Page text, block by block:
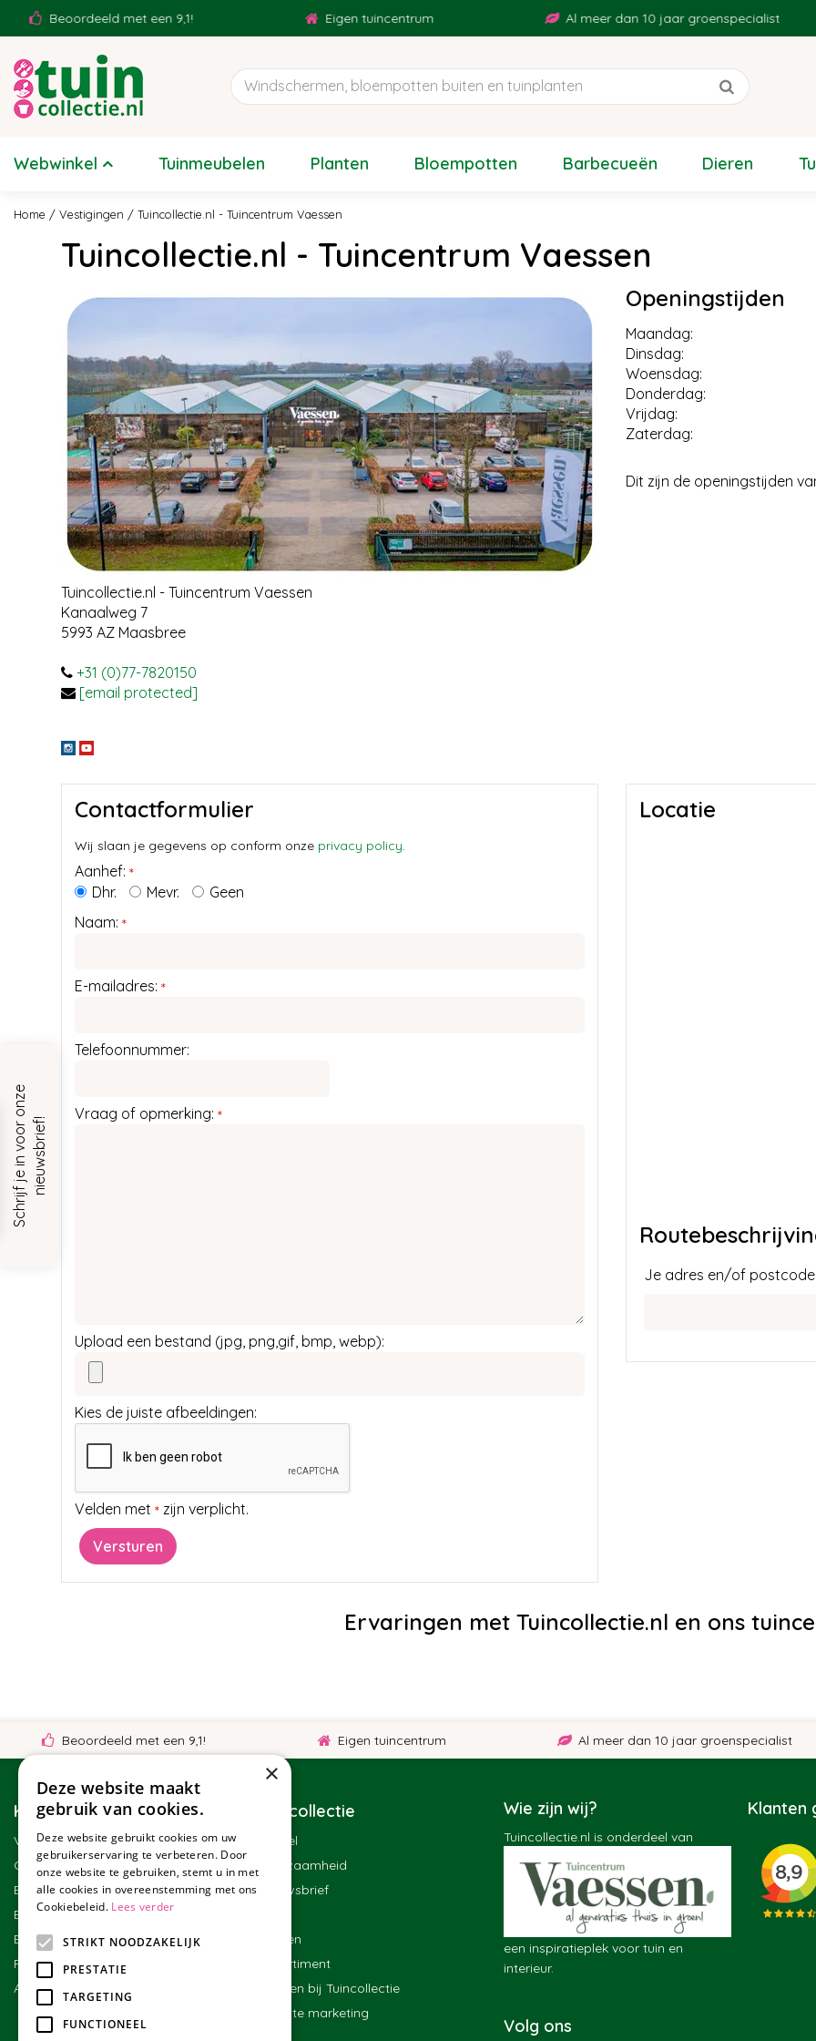
naar
Home Vestigingen Tuincollectie.nl - Tuincentrum Vaessen
Beoordeeld met een 9,1! Eigen tuincentrum Al meer dan 10 jaar groenspecialist
Webwinkel Tuinmeubelen Planten Bloempotten Barbecueën Dieren
Tuincollectie.nl - Tuincentrum Vaessen
Tuincollectie.nl - Tuincentrum Vaessen
Kanaalweg 7
5993 AZ Maasbree
+31 (0)77-7820150
[email protected]
Openingstijden
Maandag:
Dinsdag:
Woensdag:
Donderdag:
Vrijdag:
Zaterdag:
Dit zijn de openingstijden
Locatie
Je adres en/of postcode:
Contactformulier
Wij slaan je gegevens op conform onze privacy policy.
Aanhef: *
Dhr.
Mevr.
Geen
Naam: *
E-mailadres: *
Telefoonnummer:
Vraag of opmerking: *
Upload een bestand (jpg, png,gif, bmp, webp):
Kies de juiste afbeeldingen:
Velden met * zijn verplicht.
Ervaringen met Tuincollectie.nl en ons
Beoordeeld met een 9,1! Eigen tuincentrum Al meer dan 10 jaar groenspecialist
Klantenservice
Veelgestelde vragen
Contact
Bestellen
Bezorgen en afhalen
Betalen
Ruilen en retourneren
Algemene voorwaarden
Tuincollectie
Winkel
Duurzaamheid
Nieuwsbrief
Merken
Assortiment
Werken bij Tuincollectie
Affiliate marketing
Wie zijn wij?
Tuincollectie.nl is onderdeel van
een inspiratieplek voor tuin en
interieur.
Volg ons
Klanten
S
c
h
r
i
j
f
j
e
i
n
v
o
o
r
o
n
z
e
n
i
e
u
w
s
b
r
i
e
f!
×
Deze website maakt
gebruik van cookies.
Deze website gebruikt cookies om uw
gebruikerservaring te verbeteren. Door
onze website te gebruiken, stemt u in met
alle cookies in overeenstemming met ons
Cookiebeleid. Lees verder
STRIKT NOODZAKELIJK
PRESTATIE
TARGETING
FUNCTIONEEL